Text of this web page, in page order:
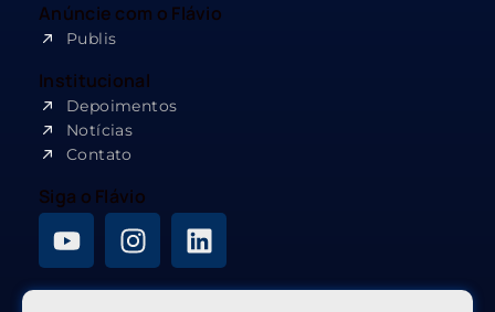
Anúncie com o Flávio
Publis
Institucional
Depoimentos
Notícias
Contato
Siga o Flávio